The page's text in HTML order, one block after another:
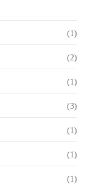
(1)
(2)
(1)
(3)
(1)
(1)
(1)